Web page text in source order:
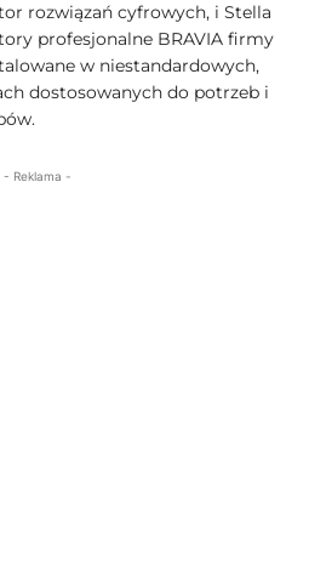
rozwiązań cyfrowych, i Stella
profesjonalne BRAVIA firmy
w niestandardowych,
dostosowanych do potrzeb i
- Reklama -